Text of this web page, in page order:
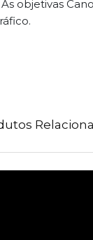
objetivas